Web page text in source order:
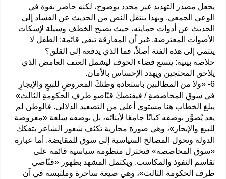
يجعل مصدر التهديد غير محدد بوضوح، لكنه حاضر بقوة في
الوعي الجمعي. وبهذا ينتقل النص من الحديث عن الفساد إلى
الحديث عن أدوات حمايته، حيث يصبح الخطف وسيلة لإسكات
الأصوات المعترضة. غير أن المفارقة تبقى قائمة: الطفل لا
ينتمي إلى هذه الفئة أصلاً، فما الذي يدفعه إلى القلق؟
خلاصة بيتية: يتسع فضاء الخوف ليشمل العنف الغامض الذي
يلاحق المحتجين ويهدد الإحساس بالأمان.
6- «ولا من المطالبين باستعادةِ وطنكَ المعروضِ للبيعِ والإيجارِ
في سوقِ المحاصصةِ / فيقنصكَ قنّاصو طرفِ الحكومةِ الثالث»
يبلغ الخطاب هنا مستوى أعلى من التصعيد الدلالي. فالوطن لم
يعد يُصوَّر بوصفه كيانًا جامعًا لأبنائه، بل بوصفه سلعة «معروضة
للبيع والإيجار»، وهي صورة مجازية تكثف شعور الشاعر بتفكك
الدولة وتحول المصالح السياسية إلى سوق للمقايضة. أما عبارة
«سوق المحاصصة» فتختزل منظومة سياسية قائمة على
تقاسم النفوذ والمكاسب. ويكتمل المشهد بظهور «قنّاصي
طرف الحكومة الثالث»، وهي صيغة ساخرة وملتبسة في آن